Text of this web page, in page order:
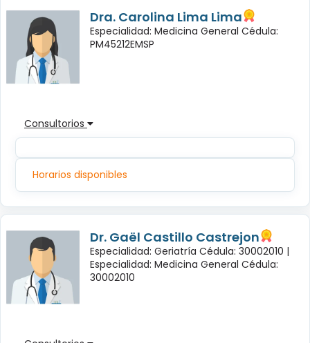
Dra. Carolina Lima Lima
Especialidad: Medicina General Cédula:
PM45212EMSP
Consultorios
Horarios disponibles
Dr. Gaël Castillo Castrejon
Especialidad: Geriatría Cédula: 30002010 |
Especialidad: Medicina General Cédula:
30002010